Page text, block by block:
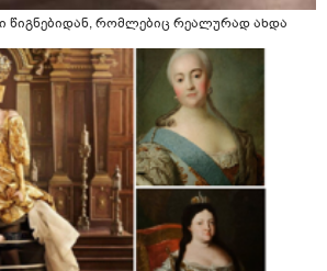
წიგნებიდან, რომლებიც რეალურად ახდა